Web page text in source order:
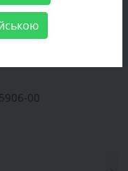
Ботинки Rieker 45906-00